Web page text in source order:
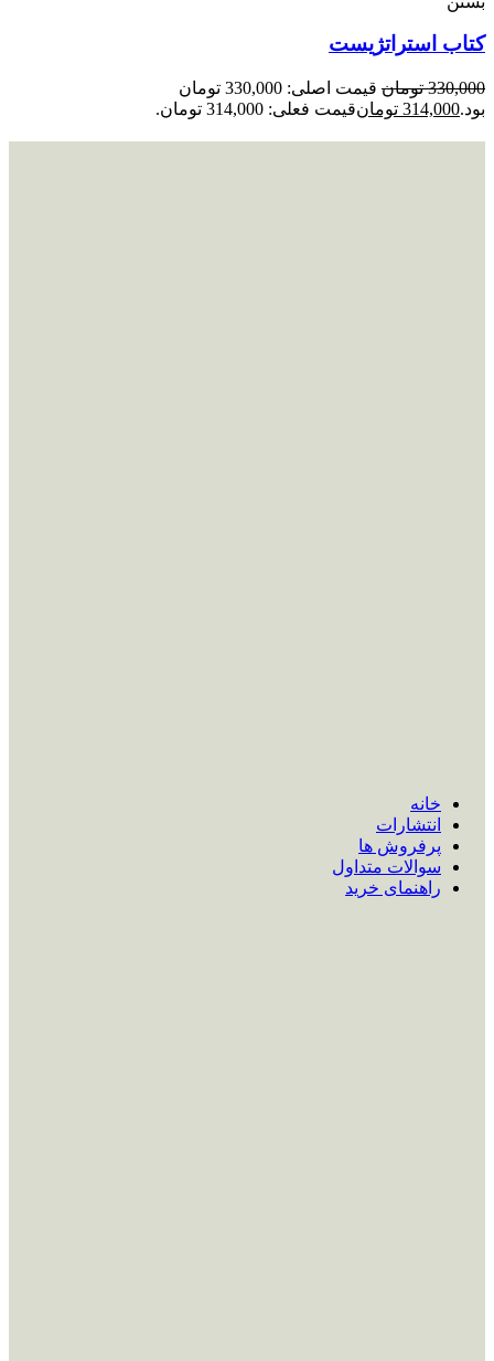
کتاب استراتژیست
330,000 تومان
قیمت اصلی: 330,000 تومان
بود.314,000 تومانقیمت فعلی: 314,000 تومان.
خانه
انتشارات
پرفروش ها
سوالات متداول
راهنمای خرید